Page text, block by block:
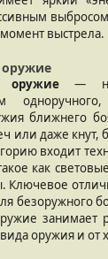
выстрела.
оружие—
ближнего
или даже кнут,
входит
как
Ключевое
безоружного
занимает
оружия и от